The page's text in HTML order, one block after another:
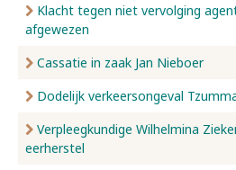
Klacht tegen niet vervolging
afgewezen
Cassatie in zaak Jan Nieboer
Dodelijk verkeersongeval
Verpleegkundige Wilhelmina
eerherstel